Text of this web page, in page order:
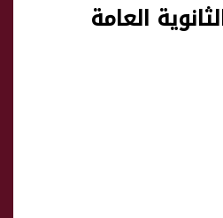
العامة